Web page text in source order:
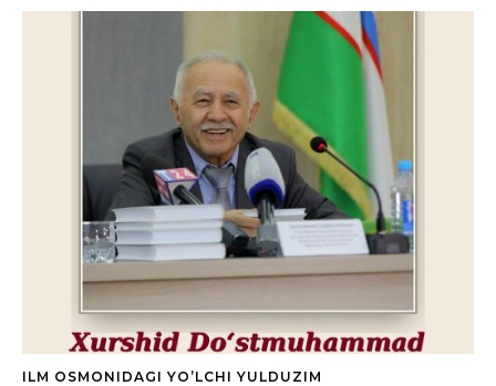
ILM OSMONIDAGI YO’LCHI YULDUZIM